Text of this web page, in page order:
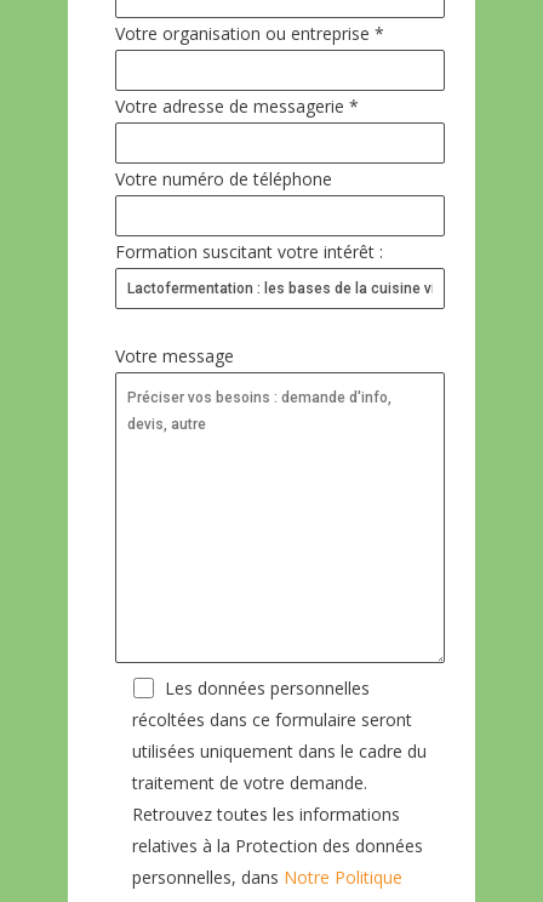
Votre organisation ou entreprise *
Votre adresse de messagerie *
Votre numéro de téléphone
Formation suscitant votre intérêt :
Votre message
Les données personnelles
récoltées dans ce formulaire seront
utilisées uniquement dans le cadre du
traitement de votre demande.
Retrouvez toutes les informations
relatives à la Protection des données
personnelles, dans Notre Politique